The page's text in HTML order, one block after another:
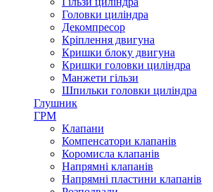
Головки циліндра
Декомпресор
Кріплення двигуна
Кришки блоку двигуна
Кришки головки циліндра
Манжети гільзи
Шпильки головки циліндра
Глушник
ГРМ
Клапани
Компенсатори клапанів
Коромисла клапанів
Напрямні клапанів
Напрямні пластини клапанів